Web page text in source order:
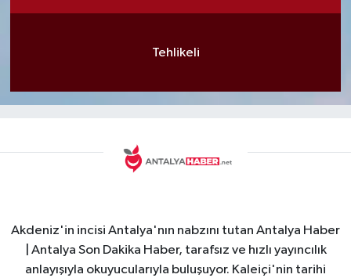
Tehlikeli
Akdeniz'in incisi Antalya'nın nabzını tutan Antalya Haber
| Antalya Son Dakika Haber, tarafsız ve hızlı yayıncılık
anlayışıyla okuyucularıyla buluşuyor. Kaleiçi'nin tarihi